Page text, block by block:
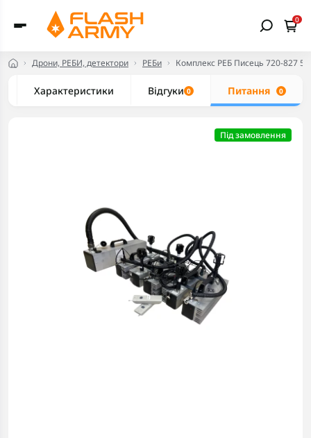
0
Дрони, РЕБИ, детектори РЕБи Комплекс РЕБ Писець 720-827
Характеристики Відгуки 0 Питання 0
Під замовлення